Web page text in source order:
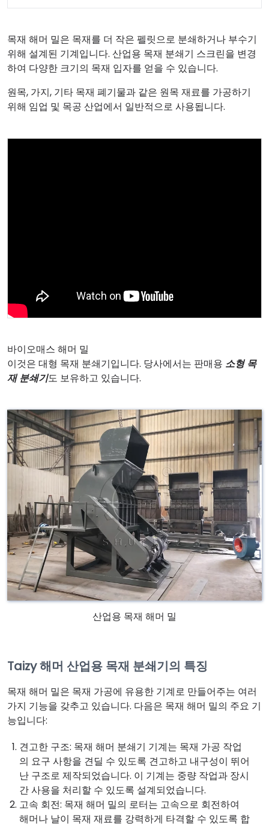
목재 해머 밀은 목재를 더 작은 펠릿으로 분쇄하거나 부수기
위해 설계된 기계입니다. 산업용 목재 분쇄기 스크린을 변경
하여 다양한 크기의 목재 입자를 얻을 수 있습니다.
원목, 가지, 기타 목재 폐기물과 같은 원목 재료를 가공하기
위해 임업 및 목공 산업에서 일반적으로 사용됩니다.
바이오매스 해머 밀
이것은 대형 목재 분쇄기입니다. 당사에서는 판매용 소형 목
재 분쇄기도 보유하고 있습니다.
산업용 목재 해머 밀
Taizy 해머 산업용 목재 분쇄기의 특징
목재 해머 밀은 목재 가공에 유용한 기계로 만들어주는 여러
가지 기능을 갖추고 있습니다. 다음은 목재 해머 밀의 주요 기
능입니다:
견고한 구조: 목재 해머 분쇄기 기계는 목재 가공 작업
의 요구 사항을 견딜 수 있도록 견고하고 내구성이 뛰어
난 구조로 제작되었습니다. 이 기계는 중량 작업과 장시
간 사용을 처리할 수 있도록 설계되었습니다.
고속 회전: 목재 해머 밀의 로터는 고속으로 회전하여
해머나 날이 목재 재료를 강력하게 타격할 수 있도록 합